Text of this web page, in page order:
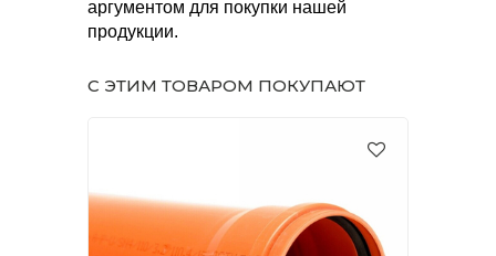
аргументом для покупки нашей
продукции.
С ЭТИМ ТОВАРОМ ПОКУПАЮТ